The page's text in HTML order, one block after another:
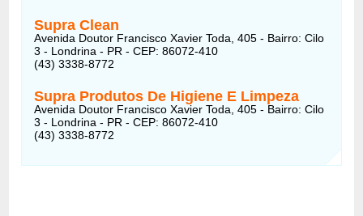
Supra Clean
Avenida Doutor Francisco Xavier Toda, 405 - Bairro: Cilo
3 - Londrina - PR - CEP: 86072-410
(43) 3338-8772
Supra Produtos De Higiene E Limpeza
Avenida Doutor Francisco Xavier Toda, 405 - Bairro: Cilo
3 - Londrina - PR - CEP: 86072-410
(43) 3338-8772